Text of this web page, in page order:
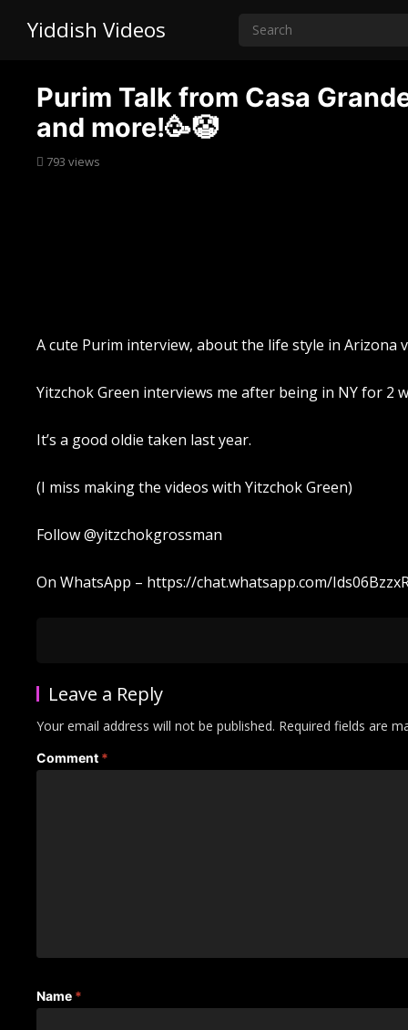
Yiddish Videos
Purim Talk from Casa
and more!🥳🤡
793 views
A cute Purim interview, about the life style in Arizona
Yitzchok Green interviews me after being in NY for 2
It’s a good oldie taken last year.
(I miss making the videos with Yitzchok Green)
Follow ‪@yitzchokgrossman‬
On WhatsApp – https://chat.whatsapp.com/
Leave a Reply
Your email address will not be published. Required fields are
Comment *
Name *